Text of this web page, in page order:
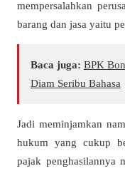
mempersalahkan
barang dan jasa yaitu
Baca juga: BPK
Diam Seribu Bahasa
Jadi meminjamkan
hukum yang cukup
pajak penghasilannya